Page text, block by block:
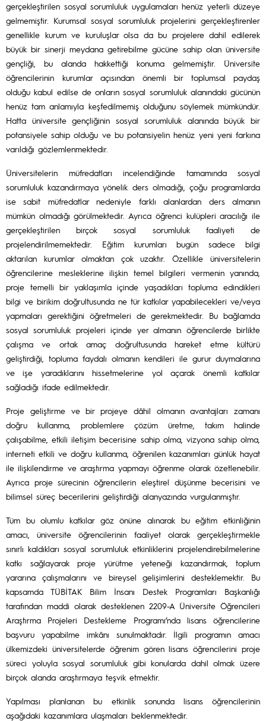
gerçekleştirilen sosyal sorumluluk uygulamaları henüz yeterli düzeye
gelmemiştir. Kurumsal sosyal sorumluluk projelerini gerçekleştirenler
genellikle kurum ve kuruluşlar olsa da bu projelere dahil edilerek
büyük bir sinerji meydana getirebilme gücüne sahip olan üniversite
gençliği, bu alanda hakkettiği konuma gelmemiştir. Üniversite
öğrencilerinin kurumlar açısından önemli bir toplumsal paydaş
olduğu kabul edilse de onların sosyal sorumluluk alanındaki gücünün
henüz tam anlamıyla keşfedilmemiş olduğunu söylemek mümkündür.
Hatta üniversite gençliğinin sosyal sorumluluk alanında büyük bir
potansiyele sahip olduğu ve bu potansiyelin henüz yeni yeni farkına
varıldığı gözlemlenmektedir.
Üniversitelerin müfredatları incelendiğinde tamamında sosyal
sorumluluk kazandırmaya yönelik ders olmadığı, çoğu programlarda
ise sabit müfredatlar nedeniyle farklı alanlardan ders almanın
mümkün olmadığı görülmektedir. Ayrıca öğrenci kulüpleri aracılığı ile
gerçekleştirilen birçok sosyal sorumluluk faaliyeti de
projelendirilmemektedir. Eğitim kurumları bugün sadece bilgi
aktarılan kurumlar olmaktan çok uzaktır. Özellikle üniversitelerin
öğrencilerine mesleklerine ilişkin temel bilgileri vermenin yanında,
proje temelli bir yaklaşımla içinde yaşadıkları topluma edindikleri
bilgi ve birikim doğrultusunda ne tür katkılar yapabilecekleri ve/veya
yapmaları gerektiğini öğretmeleri de gerekmektedir. Bu bağlamda
sosyal sorumluluk projeleri içinde yer almanın öğrencilerde birlikte
çalışma ve ortak amaç doğrultusunda hareket etme kültürü
geliştirdiği, topluma faydalı olmanın kendileri ile gurur duymalarına
ve işe yaradıklarını hissetmelerine yol açarak önemli katkılar
sağladığı ifade edilmektedir.
Proje geliştirme ve bir projeye dâhil olmanın avantajları zamanı
doğru kullanma, problemlere çözüm üretme, takım halinde
çalışabilme, etkili iletişim becerisine sahip olma, vizyona sahip olma,
interneti etkili ve doğru kullanma, öğrenilen kazanımları günlük hayat
ile ilişkilendirme ve araştırma yapmayı öğrenme olarak özetlenebilir.
Ayrıca proje sürecinin öğrencilerin eleştirel düşünme becerisini ve
bilimsel süreç becerilerini geliştirdiği alanyazında vurgulanmıştır.
Tüm bu olumlu katkılar göz önüne alınarak bu eğitim etkinliğinin
amacı, üniversite öğrencilerinin faaliyet olarak gerçekleştirmekle
sınırlı kaldıkları sosyal sorumluluk etkinliklerini projelendirebilmelerine
katkı sağlayarak proje yürütme yeteneği kazandırmak, toplum
yararına çalışmalarını ve bireysel gelişimlerini desteklemektir. Bu
kapsamda TÜBİTAK Bilim İnsanı Destek Programları Başkanlığı
tarafından maddi olarak desteklenen 2209-A Üniversite Öğrencileri
Araştırma Projeleri Destekleme Programı’nda lisans öğrencilerine
başvuru yapabilme imkânı sunulmaktadır. İlgili programın amacı
ülkemizdeki üniversitelerde öğrenim gören lisans öğrencilerini proje
süreci yoluyla sosyal sorumluluk gibi konularda dahil olmak üzere
birçok alanda araştırmaya teşvik etmektir.
Yapılması planlanan bu etkinlik sonunda lisans öğrencilerinin
aşağıdaki kazanımlara ulaşmaları beklenmektedir.